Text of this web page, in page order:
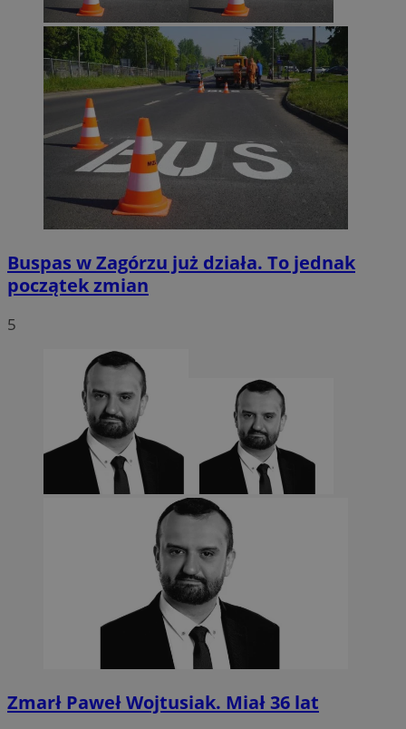
Buspas w Zagórzu już działa. To jednak
początek zmian
5
Zmarł Paweł Wojtusiak. Miał 36 lat
VISITOR_PRIVACY_METADATA
5 miesięcy 4
CookieScriptConsent
Google Privacy Policy